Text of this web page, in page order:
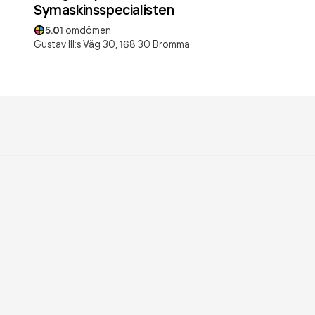
Symaskinsspecialisten
5.01 omdömen
Gustav III:s Väg 30, 168 30 Bromma